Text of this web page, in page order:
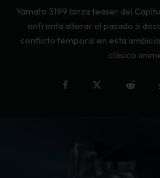
Yamato 3199 lanza teaser del
enfrenta alterar el pasado o
conflicto temporal en esta
clásico